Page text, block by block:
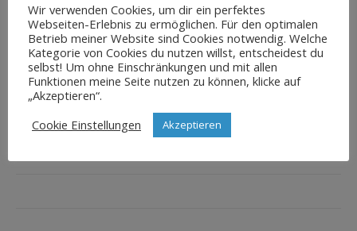
Wir verwenden Cookies, um dir ein perfektes
Webseiten-Erlebnis zu ermöglichen. Für den optimalen
Betrieb meiner Website sind Cookies notwendig. Welche
Kategorie von Cookies du nutzen willst, entscheidest du
selbst! Um ohne Einschränkungen und mit allen
Funktionen meine Seite nutzen zu können, klicke auf
„Akzeptieren“.
Cookie Einstellungen
Akzeptieren